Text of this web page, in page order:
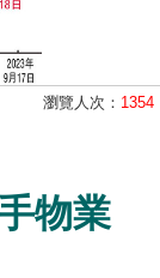
瀏覽人次： 1354
物業